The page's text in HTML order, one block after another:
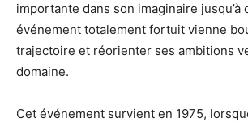
importante dans son imaginaire jusqu’à
événement totalement fortuit vienne
trajectoire et réorienter ses ambitions
domaine.
Cet événement survient en 1975,